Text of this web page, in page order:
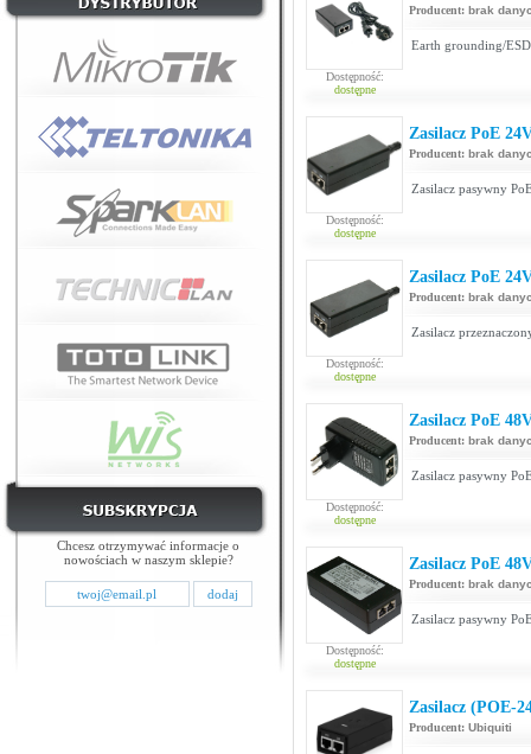
Chcesz otrzymywać informacje o
nowościach w naszym sklepie?
Dostępność:
dostępne
Producent: brak
Earth grounding/
Dostępność:
dostępne
Zasilacz PoE
Producent: brak
Zasilacz pasywny
Dostępność:
dostępne
Zasilacz PoE
Producent: brak
Zasilacz
Dostępność:
dostępne
Zasilacz PoE
Producent: brak
Zasilacz pasywny
Dostępność:
dostępne
Zasilacz PoE
Producent: brak
Zasilacz pasywny
Zasilacz (POE-
Producent: Ubiquiti